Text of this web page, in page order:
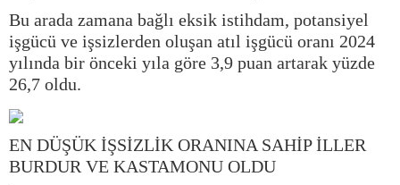
Bu arada zamana bağlı eksik istihdam, potansiyel
işgücü ve işsizlerden oluşan atıl işgücü oranı 2024
yılında bir önceki yıla göre 3,9 puan artarak yüzde
26,7 oldu.
EN DÜŞÜK İŞSİZLİK ORANINA SAHİP İLLER
BURDUR VE KASTAMONU OLDU